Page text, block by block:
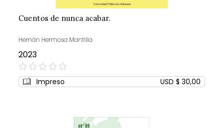
Cuentos de nunca acabar.
Hernán Hermosa Mantilla
2023
0%
Impreso USD $ 30,00